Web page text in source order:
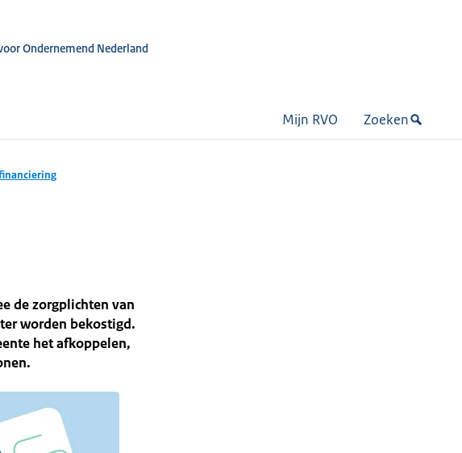
Ondernemend Nederland
Mijn RVO Zoeken
de zorgplichten van
worden bekostigd.
het afkoppelen,